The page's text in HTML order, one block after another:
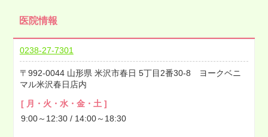
2022年08月
2022年07月
2022年06月
2022年05月
2022年04月
2022年03月
医院情報
0238-27-7301
992-0044 山形県 米沢市春日 5丁目2番30-8 ヨークベニ
マル米沢春日店内
[ 月・火・水・金・土 ]
9:00～12:30 / 14:00～18:30